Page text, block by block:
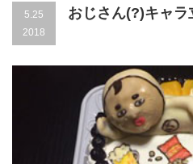
5.25
2018
おじさん(?)キャラ